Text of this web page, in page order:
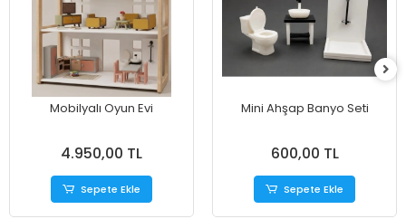
Mobilyalı Oyun Evi
4.950,00 TL
Sepete Ekle
Mini Ahşap Banyo Seti
600,00 TL
Sepete Ekle